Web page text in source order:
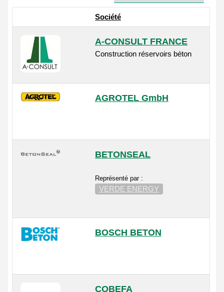
Société
A-CONSULT FRANCE
Construction réservoirs béton
AGROTEL GmbH
BETONSEAL
Représenté par :
VERDE ENERGY
BOSCH BETON
COBEFA